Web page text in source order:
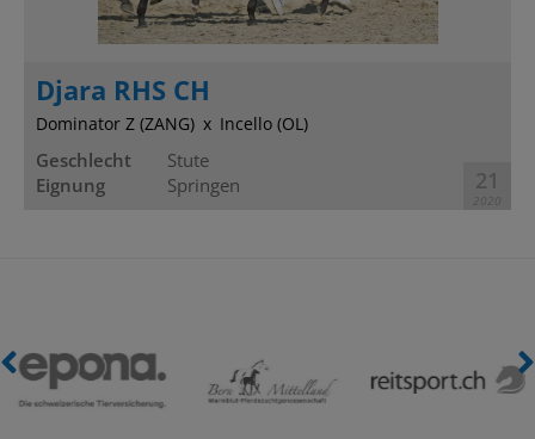
Djara RHS CH
Dominator Z (ZANG) Incello (OL)
Geschlecht
Stute
Eignung
Springen 21